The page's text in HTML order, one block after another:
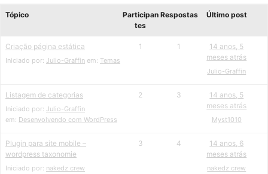
Tópico
Participan
tes
Respostas Último post
Criação página estática
Iniciado por: Julio-Graffin em: Temas
1 1
14 anos, 5
meses atrás
Julio-Graffin
Listagem de categorias
Iniciado por: Julio-Graffin
em: Desenvolvendo com WordPress
2 3
14 anos, 5
meses atrás
Myst1010
Plugin para site mobile –
wordpress taxonomie
Iniciado por: nakedz crew
3 4
14 anos, 6
meses atrás
nakedz crew